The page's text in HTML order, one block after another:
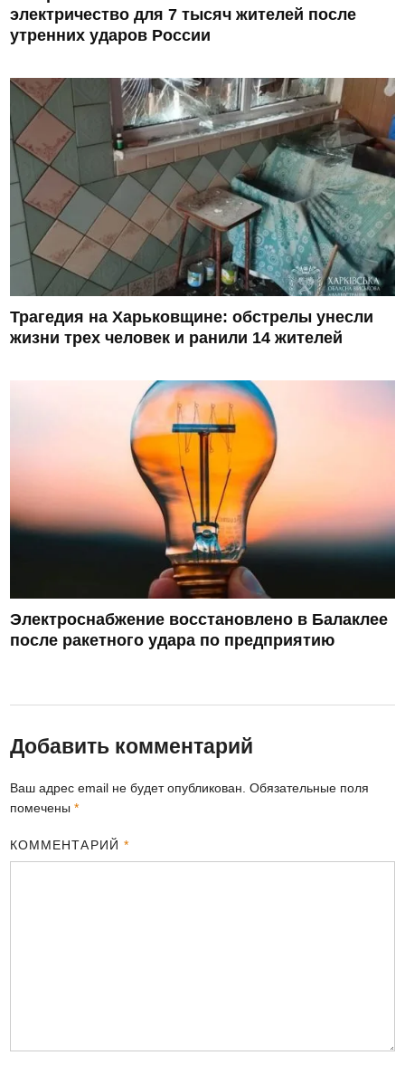
электричество для 7 тысяч жителей после
утренних ударов России
Трагедия на Харьковщине: обстрелы унесли
жизни трех человек и ранили 14 жителей
Электроснабжение восстановлено в Балаклее
после ракетного удара по предприятию
Добавить комментарий
Ваш адрес email не будет опубликован. Обязательные поля
помечены*
КОММЕНТАРИЙ *